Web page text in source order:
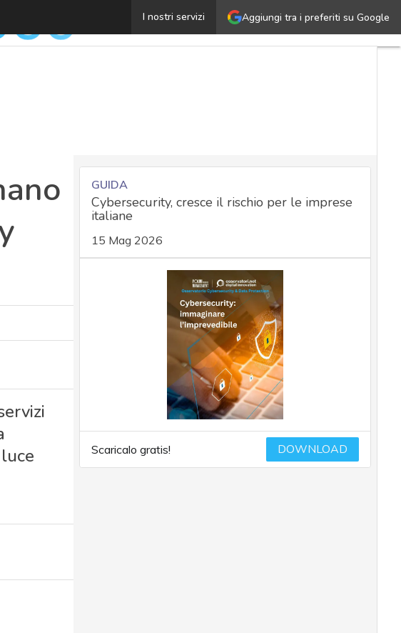
Aggiungi tra i preferiti su Google
I nostri servizi
Servizi Garmin, finora fuori uso, tornano a funzionare:
GUIDA
Cybersecurity, cresce il rischio per le imprese
italiane
15 Mag 2026
Scaricalo gratis! DOWNLOAD